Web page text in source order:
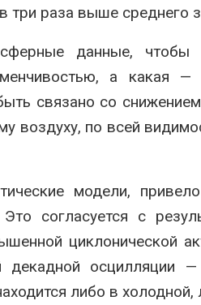
три раза выше среднего
данные, чтобы
а какая —
связано со
воздуху, по всей
модели,
согласуется с
циклонической
осцилляции —
либо в холодной,
может помочь городам
переживать жару
Минприроды
потребовало ускорить
строительство мусорных
площадок
Авг